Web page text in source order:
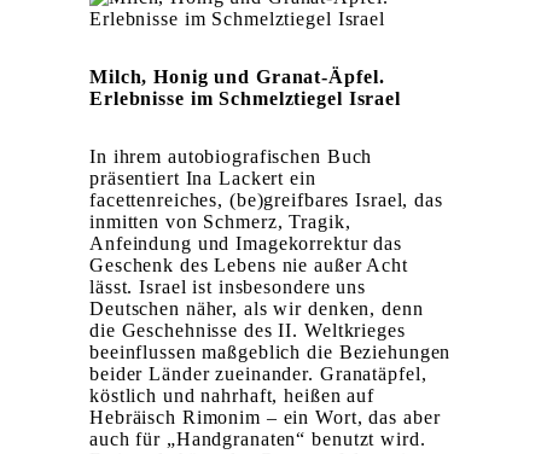
Milch, Honig und Granat-Äpfel.
Erlebnisse im Schmelztiegel Israel
In ihrem autobiografischen Buch
präsentiert Ina Lackert ein
facettenreiches, (be)greifbares Israel, das
inmitten von Schmerz, Tragik,
Anfeindung und Imagekorrektur das
Geschenk des Lebens nie außer Acht
lässt. Israel ist insbesondere uns
Deutschen näher, als wir denken, denn
die Geschehnisse des II. Weltkrieges
beeinflussen maßgeblich die Beziehungen
beider Länder zueinander. Granatäpfel,
köstlich und nahrhaft, heißen auf
Hebräisch Rimonim – ein Wort, das aber
auch für „Handgranaten“ benutzt wird.